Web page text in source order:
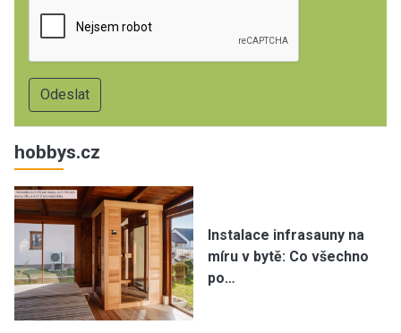
hobbys.cz
Instalace infrasauny na
míru v bytě: Co všechno
po…